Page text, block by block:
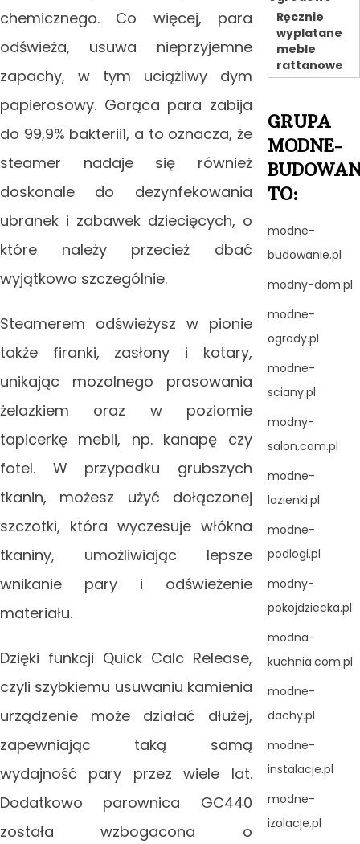
chemicznego. Co więcej, para
odświeża, usuwa nieprzyjemne
zapachy, w tym uciążliwy dym
papierosowy. Gorąca para zabija
do 99,9% bakterii1, a to oznacza, że
steamer nadaje się również
doskonale do dezynfekowania
ubranek i zabawek dziecięcych, o
które należy przecież dbać
wyjątkowo szczególnie.
Steamerem odświeżysz w pionie
także firanki, zasłony i kotary,
unikając mozolnego prasowania
żelazkiem oraz w poziomie
tapicerkę mebli, np. kanapę czy
fotel. W przypadku grubszych
tkanin, możesz użyć dołączonej
szczotki, która wyczesuje włókna
tkaniny, umożliwiając lepsze
wnikanie pary i odświeżenie
materiału.
Dzięki funkcji Quick Calc Release,
czyli szybkiemu usuwaniu kamienia
urządzenie może działać dłużej,
zapewniając taką samą
wydajność pary przez wiele lat.
Dodatkowo parownica GC440
została wzbogacona o
Ręcznie
wyplatane
meble
rattanowe
GRUPA
MODNE-
TO:
modne-
budowanie.pl
modny-dom.pl
modne-
ogrody.pl
modne-
sciany.pl
modny-
salon.com.pl
modne-
lazienki.pl
modne-
podlogi.pl
modny-
pokojdziecka.pl
modna-
kuchnia.com.pl
modne-
dachy.pl
modne-
instalacje.pl
modne-
izolacje.pl